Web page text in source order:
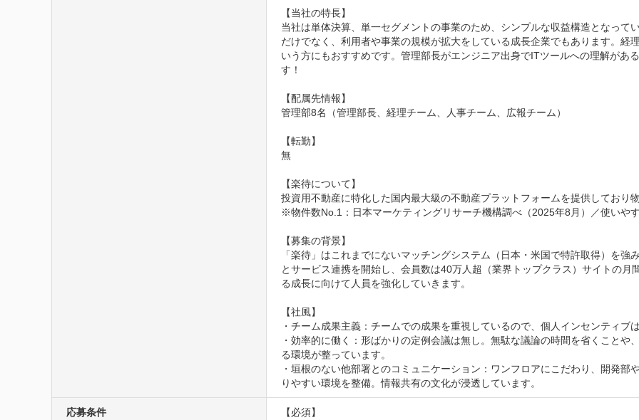
【当社の特長】
当社は単体決算、単一セグメントの事業のため、シンプルな収益構造となって
だけでなく、利用者や事業の規模が拡大をしている成長企業でもあります。経
いう方にもおすすめです。管理部長がエンジニア出身でITツールへの理解があ
す！
【配属先情報】
管理部8名（管理部長、経理チーム、人事チーム、広報チーム）
【転勤】
無
【楽待について】
投資用不動産に特化した国内最大級の不動産プラットフォームを提供してお
※物件数No.1：日本マーケティングリサーチ機構調べ（2025年8月）／使いや
【募集の背景】
「楽待」はこれまでにないマッチングシステム（日本・米国で特許取得）を
とサービス連携を開始し、会員数は40万人超（業界トップクラス）サイトの
る成長に向けて人員を強化していきます。
【社風】
・チーム成果主義：チームでの成果を重視しているので、個人インセンティブ
・効率的に働く：形ばかりの定例会議は無し。無駄な議論の時間を省くこと
る環境が整っています。
・垣根のない他部署とのコミュニケーション：ワンフロアにこだわり、開発
りやすい環境を整備。情報共有の文化が浸透しています。
応募条件
【必須】